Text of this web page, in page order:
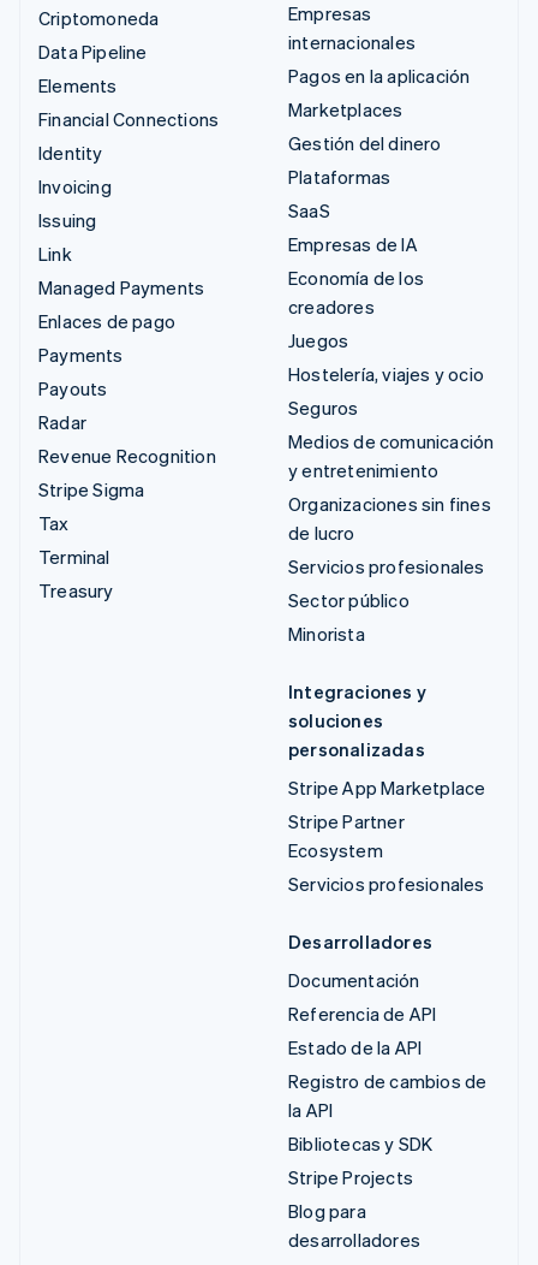
Criptomoneda
Data Pipeline
Elements
Financial Connections
Identity
Invoicing
Issuing
Link
Managed Payments
Enlaces de pago
Payments
Payouts
Radar
Revenue Recognition
Stripe Sigma
Tax
Terminal
Treasury
Empresas
internacionales
Pagos en la aplicación
Marketplaces
Gestión del dinero
Plataformas
SaaS
Empresas de IA
Economía de los
creadores
Juegos
Hostelería, viajes y ocio
Seguros
Medios de comunicación
y entretenimiento
Organizaciones sin fines
de lucro
Servicios profesionales
Sector público
Minorista
Integraciones y
soluciones
personalizadas
Stripe App Marketplace
Stripe Partner
Ecosystem
Servicios profesionales
Desarrolladores
Documentación
Referencia de API
Estado de la API
Registro de cambios de
la API
Bibliotecas y SDK
Stripe Projects
Blog para
desarrolladores